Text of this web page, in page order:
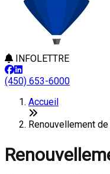
INFOLETTRE
(450) 653-6000
Accueil
Renouvellement de